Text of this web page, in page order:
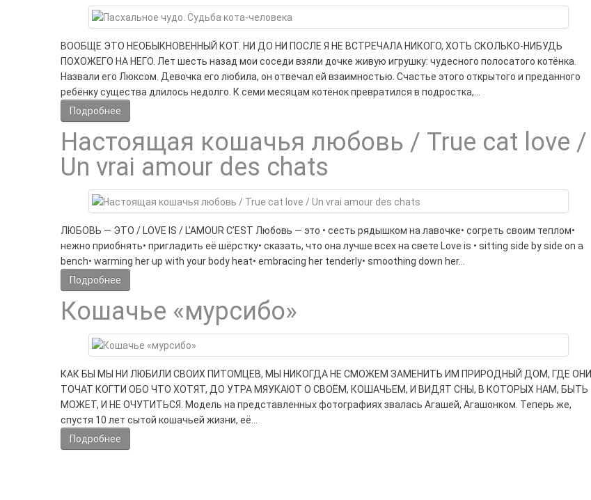
ВООБЩЕ ЭТО НЕОБЫКНОВЕННЫЙ КОТ. НИ ДО НИ ПОСЛЕ Я НЕ ВСТРЕЧАЛА НИКОГО, ХОТЬ СКОЛЬКО-НИБУДЬ
ПОХОЖЕГО НА НЕГО. Лет шесть назад мои соседи взяли дочке живую игрушку: чудесного полосатого котёнка.
Назвали его Люксом. Девочка его любила, он отвечал ей взаимностью. Счастье этого открытого и преданного
ребёнку существа длилось недолго. К семи месяцам котёнок превратился в подростка,…
Подробнее
Настоящая кошачья любовь / True cat love /
Un vrai amour des chats
ЛЮБОВЬ — ЭТО / LOVE IS / L'AMOUR C’EST Любовь — это • сесть рядышком на лавочке• согреть своим теплом•
нежно приобнять• пригладить её шёрстку• сказать, что она лучше всех на свете Love is • sitting side by side on a
bench• warming her up with your body heat• embracing her tenderly• smoothing down her…
Подробнее
Кошачье «мурсибо»
КАК БЫ МЫ НИ ЛЮБИЛИ СВОИХ ПИТОМЦЕВ, МЫ НИКОГДА НЕ СМОЖЕМ ЗАМЕНИТЬ ИМ ПРИРОДНЫЙ ДОМ, ГДЕ ОНИ
ТОЧАТ КОГТИ ОБО ЧТО ХОТЯТ, ДО УТРА МЯУКАЮТ О СВОЁМ, КОШАЧЬЕМ, И ВИДЯТ СНЫ, В КОТОРЫХ НАМ, БЫТЬ
МОЖЕТ, И НЕ ОЧУТИТЬСЯ. Модель на представленных фотографиях звалась Агашей, Агашонком. Теперь же,
спустя 10 лет сытой кошачьей жизни, её…
Подробнее